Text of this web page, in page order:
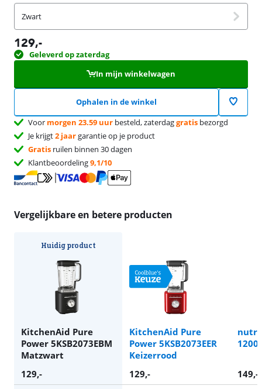
Zwart
129,-
Geleverd op zaterdag
In mijn winkelwagen
Ophalen in de winkel
Voor morgen 23.59 uur besteld, zaterdaggratis bezorgd
Je krijgt2 jaargarantie op je product
Gratis ruilen binnen 30 dagen
Klantbeoordeling9,1/10
Vergelijkbare en betere producten
Huidig product
KitchenAid Pure
Power 5KSB2073EBM
Matzwart
KitchenAid Pure
Power 5KSB2073EER
Keizerrood
1200
129,- 129,- 149,-